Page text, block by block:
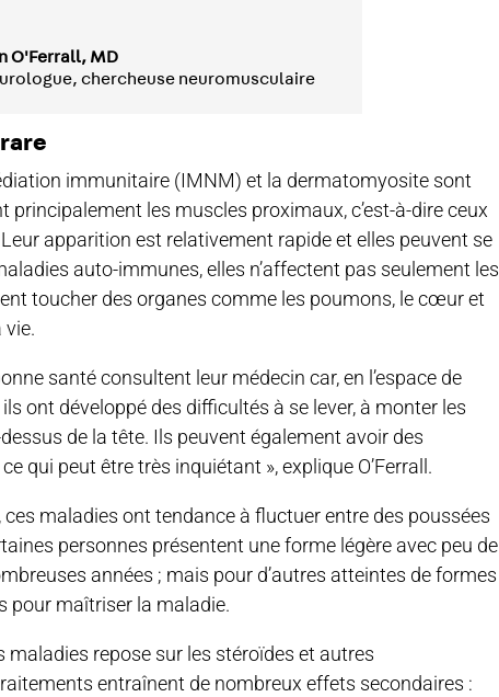
O'Ferrall, MD
chercheuse neuromusculaire
immunitaire (IMNM) et la dermatomyosite sont
principalement les muscles proximaux, c’est-à-dire ceux
apparition est relativement rapide et elles peuvent se
auto-immunes, elles n’affectent pas seulement les
toucher des organes comme les poumons, le cœur et
vie.
santé consultent leur médecin car, en l’espace de
ont développé des difficultés à se lever, à monter les
de la tête. Ils peuvent également avoir des
qui peut être très inquiétant », explique O’Ferrall.
maladies ont tendance à fluctuer entre des poussées
personnes présentent une forme légère avec peu de
années ; mais pour d’autres atteintes de formes
pour maîtriser la maladie.
repose sur les stéroïdes et autres
entraînent de nombreux effets secondaires :